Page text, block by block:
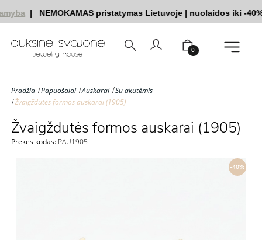
| NEMOKAMAS pristatymas Lietuvoje| nuolaidos iki -40%
0
Pradžia Papuošalai Auskarai
Su akutėmis
Žvaigždutės formos auskarai (1905)
Žvaigždutės formos auskarai (1905)
Prekės kodas: PAU1905
-40%